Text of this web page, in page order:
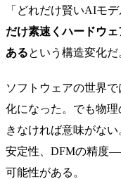
「どれだけ賢いAIモ
だけ素速くハードウ
あるという構造変化だ
ソフトウェアの世界
化になった。でも物
きなければ意味がな
安定性、DFMの精度
可能性がある。